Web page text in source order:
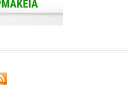
Δυτικής
διέυρυνση ρωγμών.